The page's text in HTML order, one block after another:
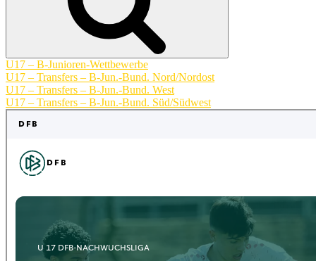
U17 – B-Junioren-Wettbewerbe
U17 – Transfers – B-Jun.-Bund. Nord/Nordost
U17 – Transfers – B-Jun.-Bund. West
U17 – Transfers – B-Jun.-Bund. Süd/Südwest